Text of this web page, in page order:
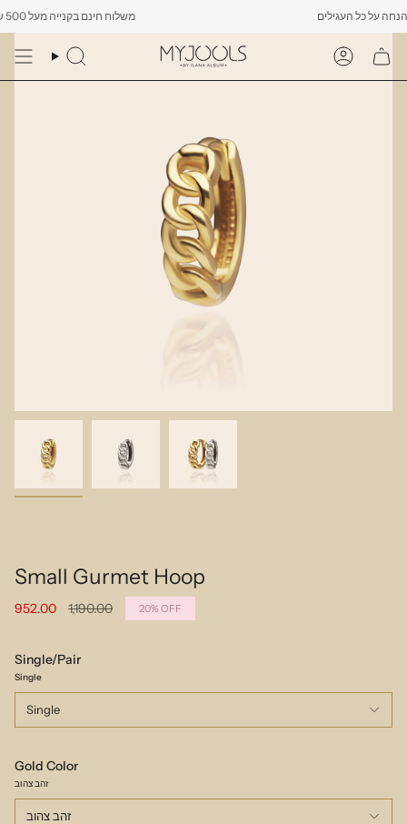
to
Search
Account
משלוח חינם בקנייה מעל 500 ש"ח -------- רק עד יום שישי הקרוב לפחות 10% הנחה על כל העגילים
Small Gurmet Hoop
952.00
Regular
1,190.00 20% OFF
Single/Pair
Single
Single
Gold Color
זהב צהוב
זהב צהוב